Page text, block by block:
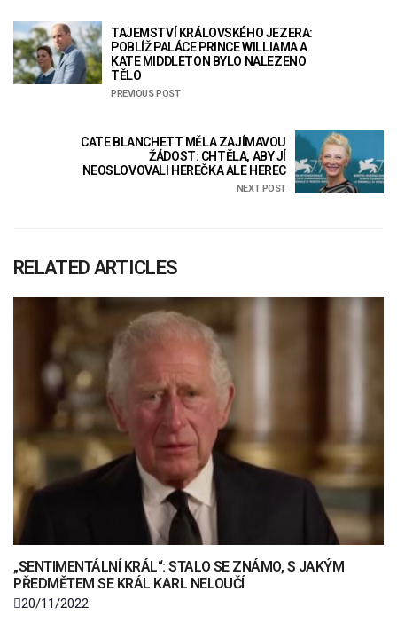
TAJEMSTVÍ KRÁLOVSKÉHO JEZERA:
POBLÍŽ PALÁCE PRINCE WILLIAMA A
KATE MIDDLETON BYLO NALEZENO
TĚLO
PREVIOUS POST
CATE BLANCHETT MĚLA ZAJÍMAVOU
ŽÁDOST: CHTĚLA, ABY JÍ
NEOSLOVOVALI HEREČKA ALE HEREC
NEXT POST
RELATED ARTICLES
„SENTIMENTÁLNÍ KRÁL“: STALO SE ZNÁMO, S JAKÝM
PŘEDMĚTEM SE KRÁL KARL NELOUČÍ
20/11/2022